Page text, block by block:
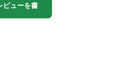
ビューを書